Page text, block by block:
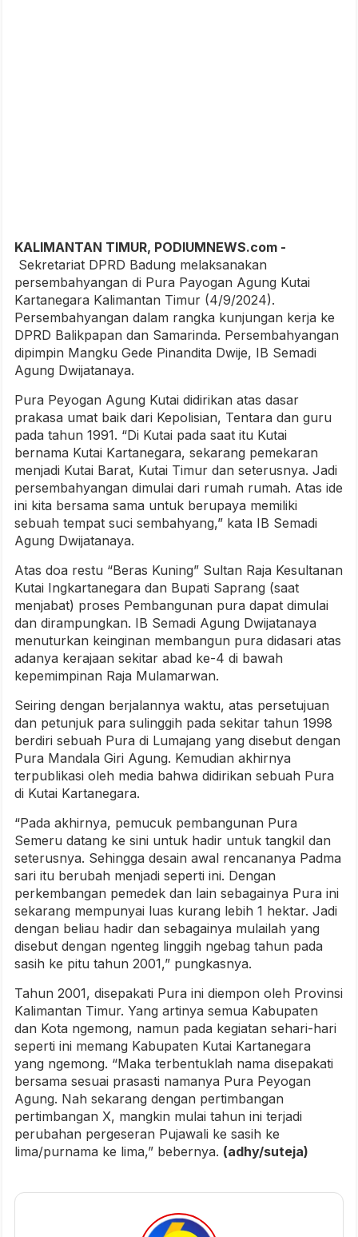
KALIMANTAN TIMUR, PODIUMNEWS.com -
Sekretariat DPRD Badung melaksanakan
persembahyangan di Pura Payogan Agung Kutai
Kartanegara Kalimantan Timur (4/9/2024).
Persembahyangan dalam rangka kunjungan kerja ke
DPRD Balikpapan dan Samarinda. Persembahyangan
dipimpin Mangku Gede Pinandita Dwije, IB Semadi
Agung Dwijatanaya.
Pura Peyogan Agung Kutai didirikan atas dasar
prakasa umat baik dari Kepolisian, Tentara dan guru
pada tahun 1991. “Di Kutai pada saat itu Kutai
bernama Kutai Kartanegara, sekarang pemekaran
menjadi Kutai Barat, Kutai Timur dan seterusnya. Jadi
persembahyangan dimulai dari rumah rumah. Atas ide
ini kita bersama sama untuk berupaya memiliki
sebuah tempat suci sembahyang,” kata IB Semadi
Agung Dwijatanaya.
Atas doa restu “Beras Kuning” Sultan Raja Kesultanan
Kutai Ingkartanegara dan Bupati Saprang (saat
menjabat) proses Pembangunan pura dapat dimulai
dan dirampungkan. IB Semadi Agung Dwijatanaya
menuturkan keinginan membangun pura didasari atas
adanya kerajaan sekitar abad ke-4 di bawah
kepemimpinan Raja Mulamarwan.
Seiring dengan berjalannya waktu, atas persetujuan
dan petunjuk para sulinggih pada sekitar tahun 1998
berdiri sebuah Pura di Lumajang yang disebut dengan
Pura Mandala Giri Agung. Kemudian akhirnya
terpublikasi oleh media bahwa didirikan sebuah Pura
di Kutai Kartanegara.
“Pada akhirnya, pemucuk pembangunan Pura
Semeru datang ke sini untuk hadir untuk tangkil dan
seterusnya. Sehingga desain awal rencananya Padma
sari itu berubah menjadi seperti ini. Dengan
perkembangan pemedek dan lain sebagainya Pura ini
sekarang mempunyai luas kurang lebih 1 hektar. Jadi
dengan beliau hadir dan sebagainya mulailah yang
disebut dengan ngenteg linggih ngebag tahun pada
sasih ke pitu tahun 2001,” pungkasnya.
Tahun 2001, disepakati Pura ini diempon oleh Provinsi
Kalimantan Timur. Yang artinya semua Kabupaten
dan Kota ngemong, namun pada kegiatan sehari-hari
seperti ini memang Kabupaten Kutai Kartanegara
yang ngemong. “Maka terbentuklah nama disepakati
bersama sesuai prasasti namanya Pura Peyogan
Agung. Nah sekarang dengan pertimbangan
pertimbangan X, mangkin mulai tahun ini terjadi
perubahan pergeseran Pujawali ke sasih ke
lima/purnama ke lima,” bebernya. (adhy/suteja)